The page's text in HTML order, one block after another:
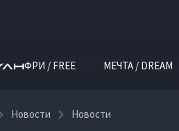
ФРИ / FREE МЕЧТА / DREAM
Новости Новости